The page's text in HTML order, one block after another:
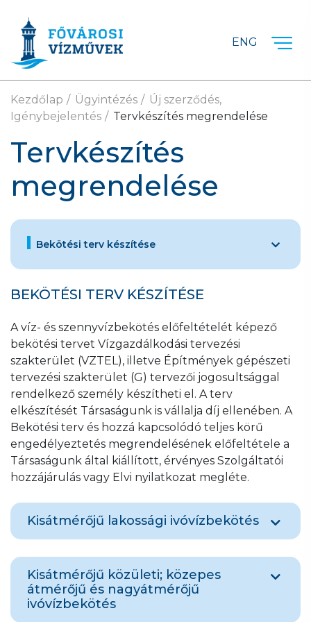
ENG
Kezdőlap Ügyintézés
Új szerződés,
Igénybejelentés
Tervkészítés megrendelése
Tervkészítés
megrendelése
Bekötési terv készítése
BEKÖTÉSI TERV KÉSZÍTÉSE
A víz- és szennyvízbekötés előfeltételét képező
bekötési tervet Vízgazdálkodási tervezési
szakterület (VZTEL), illetve Építmények gépészeti
tervezési szakterület (G) tervezői jogosultsággal
rendelkező személy készítheti el. A terv
elkészítését Társaságunk is vállalja díj ellenében. A
Bekötési terv és hozzá kapcsolódó teljes körű
engedélyeztetés megrendelésének előfeltétele a
Társaságunk által kiállított, érvényes Szolgáltatói
hozzájárulás vagy Elvi nyilatkozat megléte.
Kisátmérőjű lakossági ivóvízbekötés
Kizárólag lakossági igénybejelentés,
legfeljebb 3 lakás ellátásáig, maximum 3
m3/nap tervezett lakossági vízigény esetén
rendelhető meg vízbekötési tervkészítés az
Kisátmérőjű közületi; közepes
átmérőjű és nagyátmérőjű
ivóvízbekötés